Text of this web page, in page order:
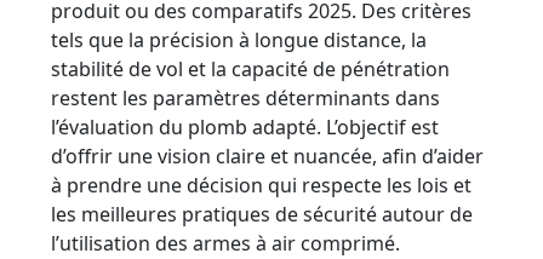
produit ou des comparatifs 2025. Des critères
tels que la précision à longue distance, la
stabilité de vol et la capacité de pénétration
restent les paramètres déterminants dans
l’évaluation du plomb adapté. L’objectif est
d’offrir une vision claire et nuancée, afin d’aider
à prendre une décision qui respecte les lois et
les meilleures pratiques de sécurité autour de
l’utilisation des armes à air comprimé.